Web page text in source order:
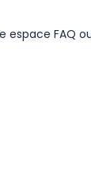
espace FAQ